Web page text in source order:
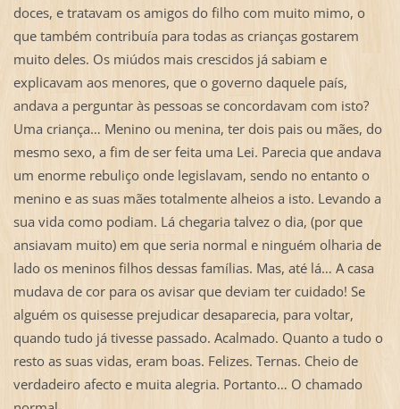
doces, e tratavam os amigos do filho com muito mimo, o
que também contribuía para todas as crianças gostarem
muito deles. Os miúdos mais crescidos já sabiam e
explicavam aos menores, que o governo daquele país,
andava a perguntar às pessoas se concordavam com isto?
Uma criança… Menino ou menina, ter dois pais ou mães, do
mesmo sexo, a fim de ser feita uma Lei. Parecia que andava
um enorme rebuliço onde legislavam, sendo no entanto o
menino e as suas mães totalmente alheios a isto. Levando a
sua vida como podiam. Lá chegaria talvez o dia, (por que
ansiavam muito) em que seria normal e ninguém olharia de
lado os meninos filhos dessas famílias. Mas, até lá… A casa
mudava de cor para os avisar que deviam ter cuidado! Se
alguém os quisesse prejudicar desaparecia, para voltar,
quando tudo já tivesse passado. Acalmado. Quanto a tudo o
resto as suas vidas, eram boas. Felizes. Ternas. Cheio de
verdadeiro afecto e muita alegria. Portanto… O chamado